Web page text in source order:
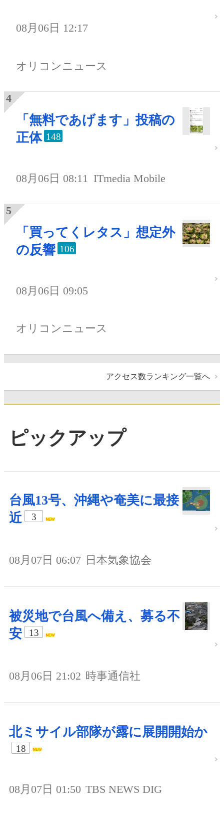
08月06日 12:17
オリコンニュース
「無料であげます」投稿の
正体 148
08月06日 08:11 ITmedia Mobile
「買ってくレタス」想定外
の反響 106
08月06日 09:05
オリコンニュース
アクセス数ランキング一覧へ
ピックアップ
台風13号、沖縄や奄美に最接
近
3
08月07日 06:07 日本気象協会
被災地で台風へ備え、募る不
安
13
08月06日 21:02 時事通信社
北ミサイル部隊が露に展開開始か
18
08月07日 01:50 TBS NEWS DIG